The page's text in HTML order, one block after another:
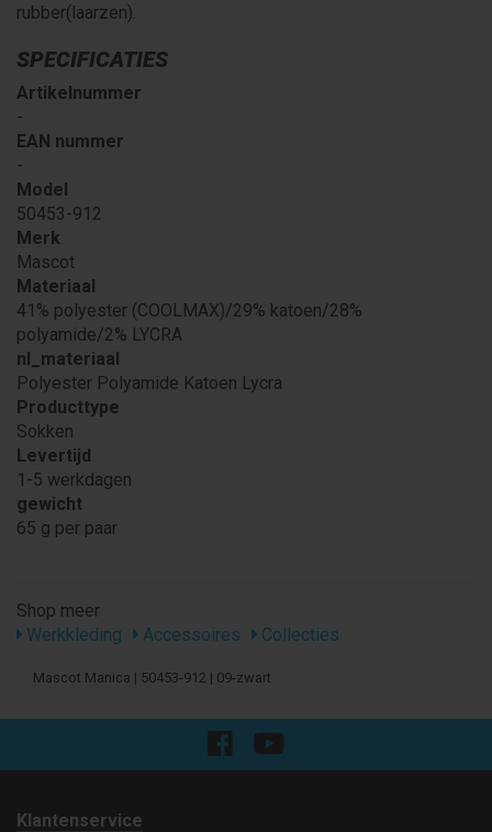
rubber(laarzen).
SPECIFICATIES
Artikelnummer
-
EAN nummer
-
Model
50453-912
Merk
Mascot
Materiaal
41% polyester (COOLMAX)/29% katoen/28%
polyamide/2% LYCRA
nl_materiaal
Polyester Polyamide Katoen Lycra
Producttype
Sokken
Levertijd
1-5 werkdagen
gewicht
65 g per paar
Shop meer
Werkkleding
Accessoires Collecties
Mascot Manica | 50453-912 | 09-zwart
Klantenservice